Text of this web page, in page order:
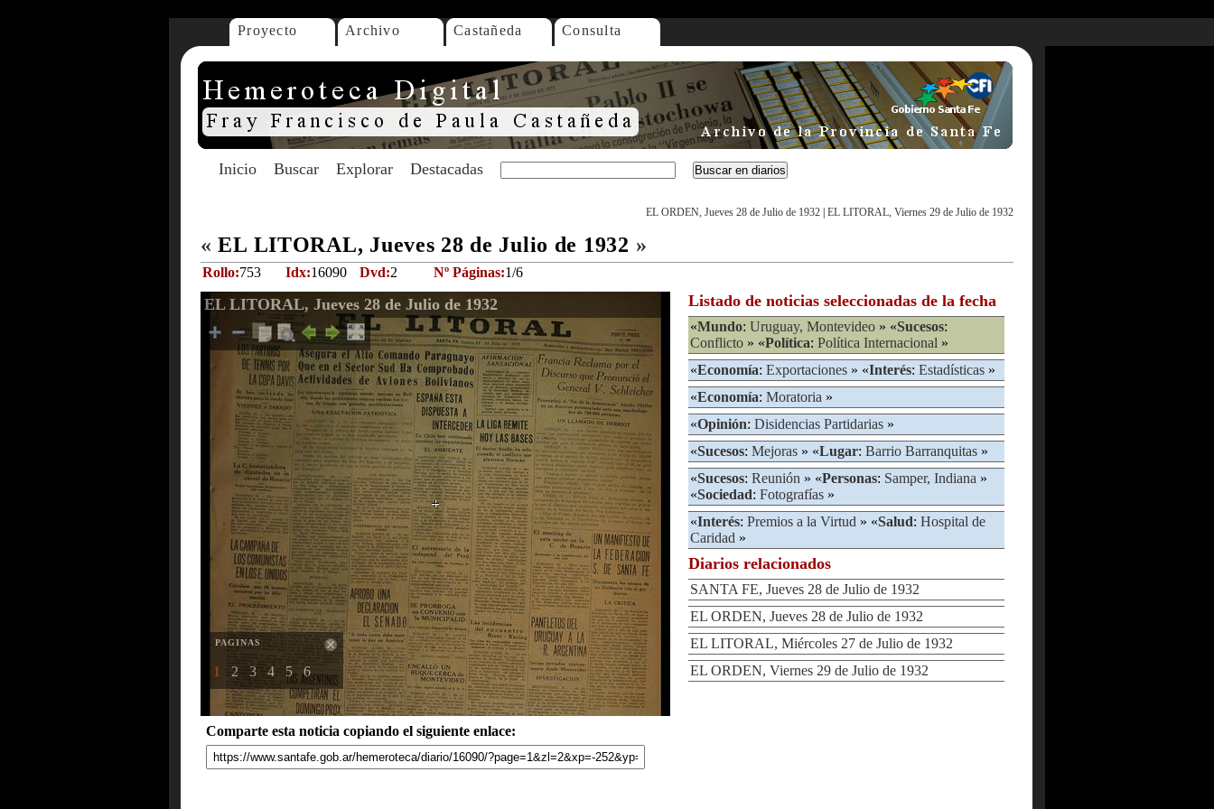
Proyecto Archivo Castañeda Consulta
Inicio Buscar Explorar Destacadas
EL ORDEN, Jueves 28 de Julio de 1932 EL LITORAL, Viernes 29 de Julio de 1932
« EL LITORAL, Jueves 28 de Julio de 1932 »
Rollo:753 Idx:16090 Dvd:2 Nº Páginas:1/6
EL LITORAL, Jueves 28 de Julio de 1932
PAGINAS
1 2 3 4 5 6
Comparte esta noticia copiando el siguiente enlace:
Listado de noticias seleccionadas de la fecha
«Mundo: Uruguay, Montevideo » «Sucesos:
Conflicto » «Política: Política Internacional »
«Economía: Exportaciones » «Interés: Estadísticas »
«Economía: Moratoria »
«Opinión: Disidencias Partidarias »
«Sucesos: Mejoras » «Lugar: Barrio Barranquitas »
«Sucesos: Reunión » «Personas: Samper, Indiana »
«Sociedad: Fotografías »
«Interés: Premios a la Virtud » «Salud: Hospital de
Caridad »
Diarios relacionados
SANTA FE, Jueves 28 de Julio de 1932
EL ORDEN, Jueves 28 de Julio de 1932
EL LITORAL, Miércoles 27 de Julio de 1932
EL ORDEN, Viernes 29 de Julio de 1932